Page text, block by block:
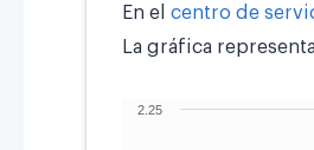
En el centro de
La gráfica